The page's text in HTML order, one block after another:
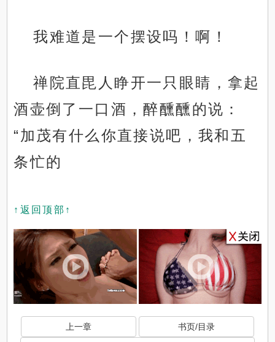
我难道是一个摆设吗！啊！
禅院直毘人睁开一只眼睛，拿起
酒壶倒了一口酒，醉醺醺的说：
“加茂有什么你直接说吧，我和五
条忙的
↑返回顶部↑
上一章 书页/目录